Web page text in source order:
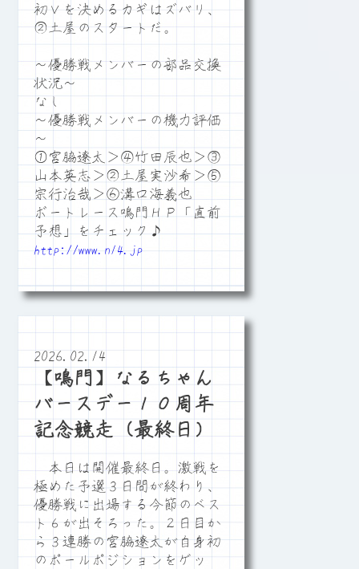
初Ｖを決めるカギはズバリ、
②土屋のスタートだ。
～優勝戦メンバーの部品交換
状況～
なし
～優勝戦メンバーの機力評価
～
①宮脇遼太＞④竹田辰也＞③
山本英志＞②土屋実沙希＞⑤
宗行治哉＞⑥溝口海義也
ボートレース鳴門ＨＰ「直前
予想」をチェック♪
http://www.n14.jp
2026.02.14
【鳴門】なるちゃん
バースデー１０周年
記念競走（最終日）
本日は開催最終日。激戦を
極めた予選３日間が終わり、
優勝戦に出場する今節のベス
ト６が出そろった。２日目か
ら３連勝の宮脇遼太が自身初
のポールポジションをゲッ